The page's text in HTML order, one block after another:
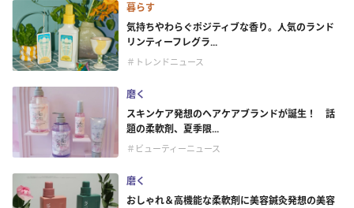
暮らす
気持ちやわらぐポジティブな香り。人気のランド
リンティーフレグラ...
＃トレンドニュース
磨く
スキンケア発想のヘアケアブランドが誕生！ 話
題の柔軟剤、夏季限...
＃ビューティーニュース
磨く
おしゃれ＆高機能な柔軟剤に美容鍼灸発想の美容